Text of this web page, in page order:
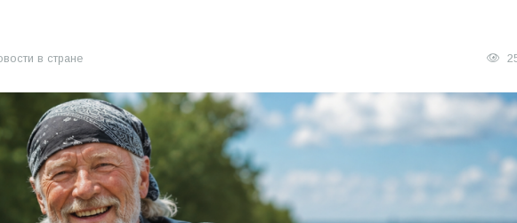
в стране